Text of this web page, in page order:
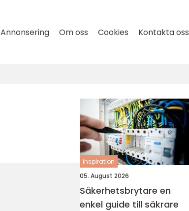
Annonsering Om oss Cookies Kontakta oss
inspiration
05. August 2026
Säkerhetsbrytare en
enkel guide till säkrare